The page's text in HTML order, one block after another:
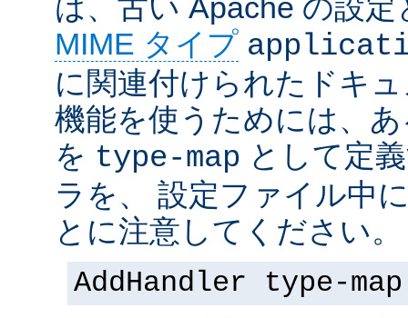
は、古い Apache の設
MIME タイプ
に関連付けられたドキ
機能を使うためには、
を type-map として定
ラを、 設定ファイル中
とに注意してください
AddHandler type-